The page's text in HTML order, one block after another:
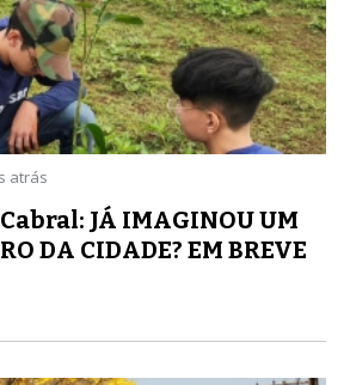
atrás
JÁ IMAGINOU UM
DA CIDADE? EM BREVE